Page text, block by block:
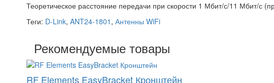
Теоретическое расстояние передачи при скорости 1 Мбит/с/11 Мбит/с
Теги: D-Link, ANT24-1801 , Антенны WiFi
Рекомендуемые товары
RF Elements EasyBracket Кронштейн